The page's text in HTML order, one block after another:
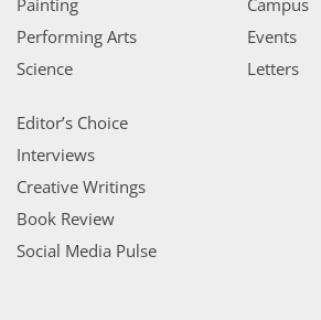
Performing Arts
Science
Events
Letters
Editor’s Choice
Interviews
Creative Writings
Book Review
Social Media Pulse